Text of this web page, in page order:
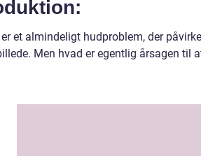
et almindeligt hudproblem, der
Men hvad er egentlig årsagen til